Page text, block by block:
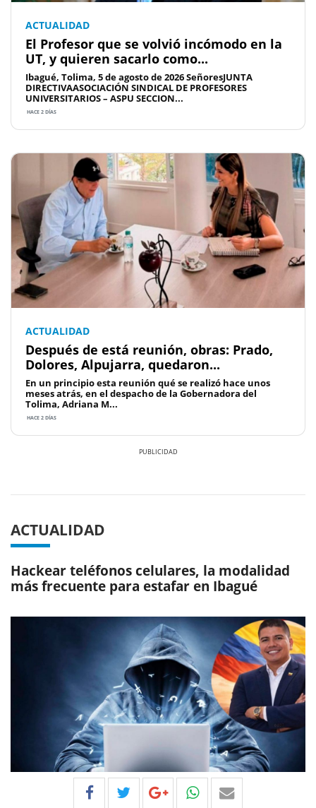
ACTUALIDAD
El Profesor que se volvió incómodo en la
UT, y quieren sacarlo como...
Ibagué, Tolima, 5 de agosto de 2026 SeñoresJUNTA
DIRECTIVAASOCIACIÓN SINDICAL DE PROFESORES
UNIVERSITARIOS – ASPU SECCION...
HACE 2 DÍAS
ACTUALIDAD
Después de está reunión, obras: Prado,
Dolores, Alpujarra, quedaron...
En un principio esta reunión qué se realizó hace unos
meses atrás, en el despacho de la Gobernadora del
Tolima, Adriana M...
HACE 2 DÍAS
ACTUALIDAD
Hackear teléfonos celulares, la modalidad
más frecuente para estafar en Ibagué